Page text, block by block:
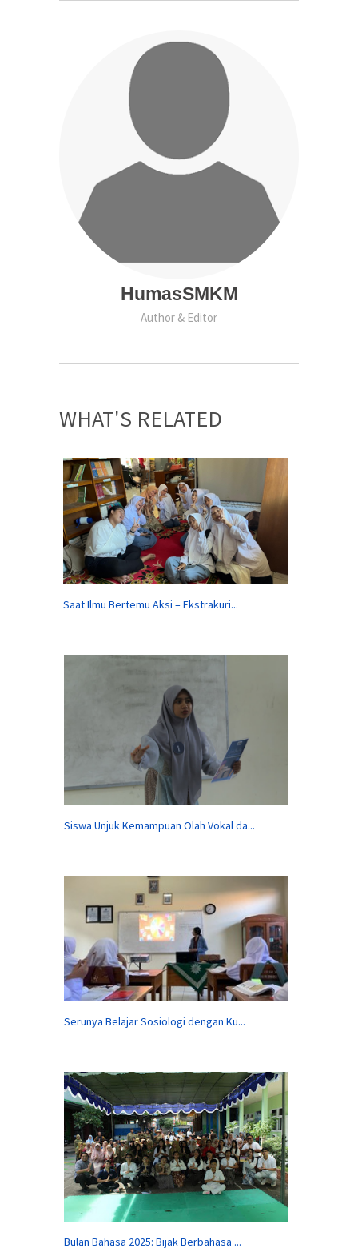
HumasSMKM
Author & Editor
WHAT'S RELATED
Saat Ilmu Bertemu Aksi – Ekstrakuri...
Siswa Unjuk Kemampuan Olah Vokal da...
Serunya Belajar Sosiologi dengan Ku...
Bulan Bahasa 2025: Bijak Berbahasa ...